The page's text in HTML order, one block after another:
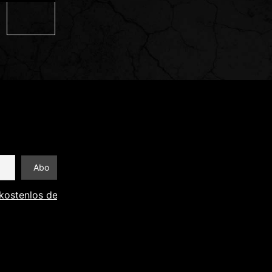
den Newsletter abonnieren und Informationen